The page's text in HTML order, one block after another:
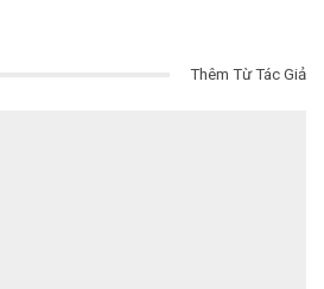
Thêm Từ Tác Giả